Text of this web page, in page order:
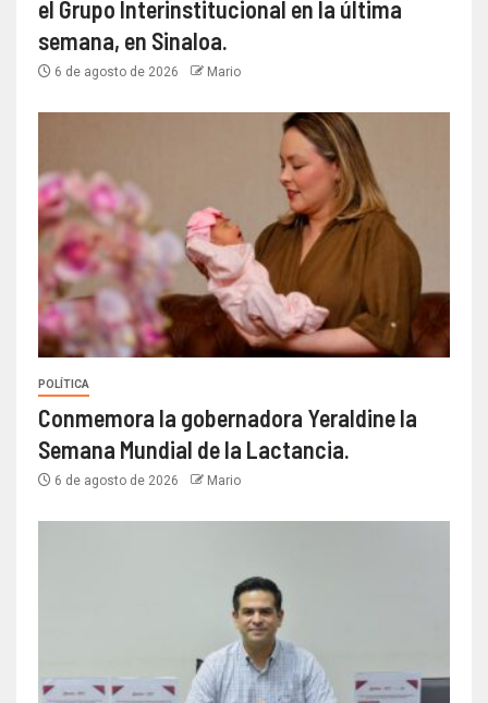
el Grupo Interinstitucional en la última
semana, en Sinaloa.
6 de agosto de 2026 Mario
POLÍTICA
Conmemora la gobernadora Yeraldine la
Semana Mundial de la Lactancia.
6 de agosto de 2026 Mario